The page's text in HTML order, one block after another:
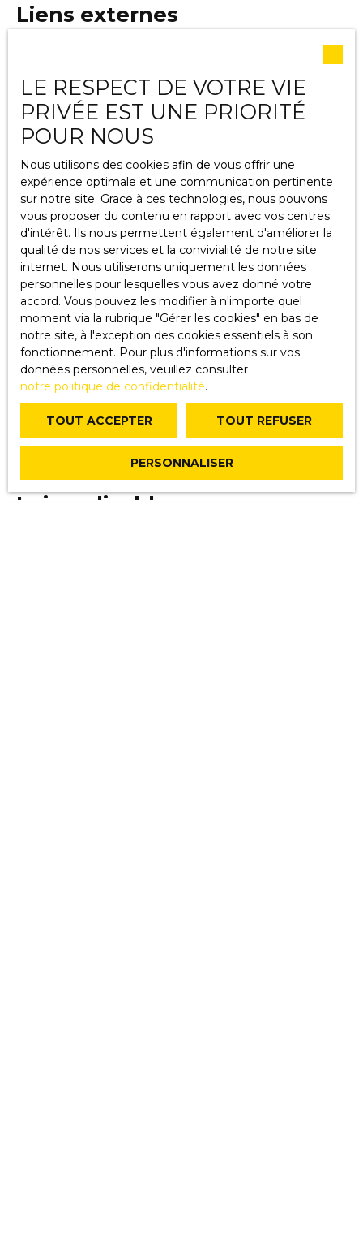
Liens externes
pointant vers d’autres sites internet indépendants. Ces
liens ne constituent, en aucun cas, une approbation ou
un partenariat entre CHAMBRE FNAIM 84 et les
sociétés éditrices des sites externes. Dès lors, l’éditeur
du présent site ne saurait être tenu responsable de
éléments ou services présentés. En outre, l’éditeur du
présent site ne garantit pas la qualité permanente et
continue du contenu de ces sites.
Force majeure
La responsabilité de l’éditeur du site ne pourra être
engagée en cas de force majeure ou de faits
indépendants de sa volonté.
Modifications des mentions
légales
L’éditeur se réserve le droit de modifier, librement et à
du site constitue l’acceptation des mentions légales en
Loi applicable
LE RESPECT DE VOTRE VIE
PRIVÉE EST UNE PRIORITÉ
POUR NOUS
Nous utilisons des cookies afin de vous offrir une
expérience optimale et une communication pertinente
sur notre site. Grace à ces technologies, nous pouvons
vous proposer du contenu en rapport avec vos centres
d'intérêt. Ils nous permettent également d'améliorer la
qualité de nos services et la convivialité de notre site
internet. Nous utiliserons uniquement les données
personnelles pour lesquelles vous avez donné votre
accord. Vous pouvez les modifier à n'importe quel
moment via la rubrique ″Gérer les cookies″ en bas de
notre site, à l'exception des cookies essentiels à son
fonctionnement. Pour plus d'informations sur vos
données personnelles, veuillez consulter
notre politique de confidentialité.
TOUT ACCEPTER TOUT REFUSER
PERSONNALISER